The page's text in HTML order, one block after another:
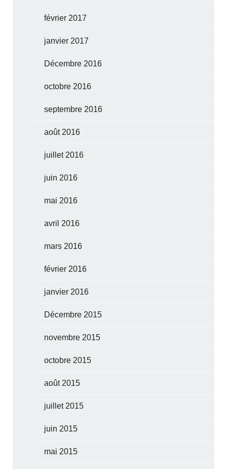
février 2017
janvier 2017
Décembre 2016
octobre 2016
septembre 2016
août 2016
juillet 2016
juin 2016
mai 2016
avril 2016
mars 2016
février 2016
janvier 2016
Décembre 2015
novembre 2015
octobre 2015
août 2015
juillet 2015
juin 2015
mai 2015